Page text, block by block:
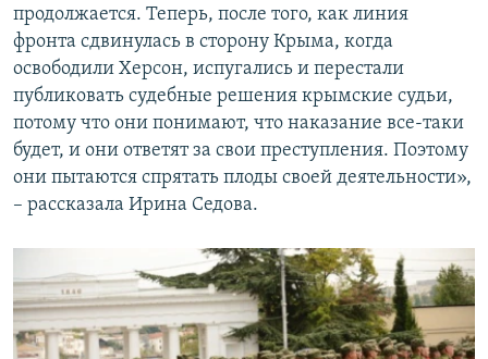
продолжается. Теперь, после того, как линия
фронта сдвинулась в сторону Крыма, когда
освободили Херсон, испугались и перестали
публиковать судебные решения крымские судьи,
потому что они понимают, что наказание все-таки
будет, и они ответят за свои преступления. Поэтому
они пытаются спрятать плоды своей деятельности»,
– рассказала Ирина Седова.